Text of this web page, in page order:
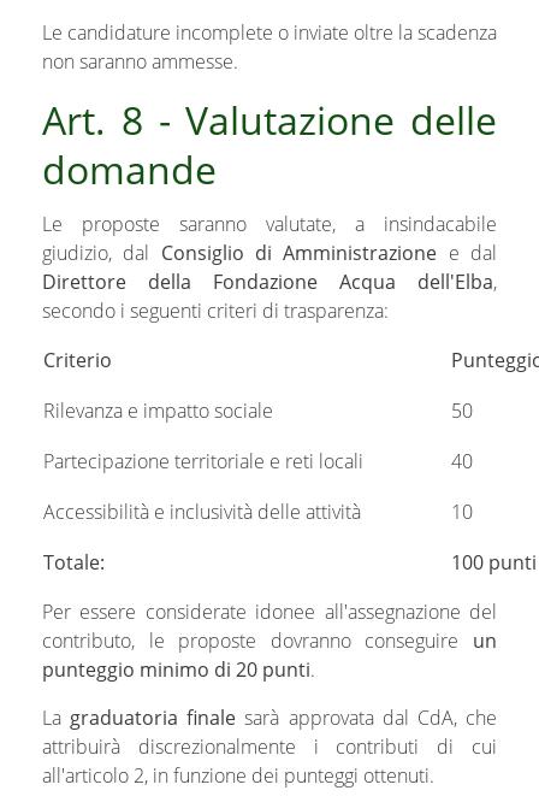
Le candidature incomplete o inviate oltre la scadenza
non saranno ammesse.
Art. 8 - Valutazione delle
domande
Le proposte saranno valutate, a insindacabile
giudizio, dal Consiglio di Amministrazione e dal
Direttore della Fondazione Acqua dell'Elba,
secondo i seguenti criteri di trasparenza:
Criterio
Rilevanza e impatto sociale
50
Partecipazione territoriale e reti locali
40
Accessibilità e inclusività delle attività
10
Totale:
100 punti
Per essere considerate idonee all'assegnazione del
contributo, le proposte dovranno conseguire un
punteggio minimo di 20 punti.
Lagraduatoria finale sarà approvata dal CdA, che
attribuirà discrezionalmente i contributi di cui
all'articolo 2, in funzione dei punteggi ottenuti.